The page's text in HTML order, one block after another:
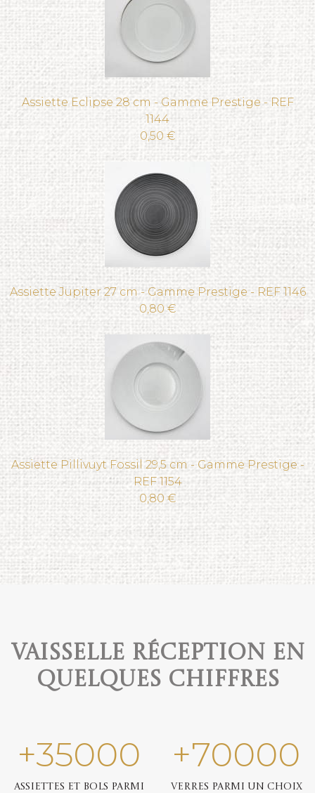
Assiette Eclipse 28 cm - Gamme Prestige - REF
1144
0,50 €
Assiette Jupiter 27 cm - Gamme Prestige - REF 1146
0,80 €
Assiette Pillivuyt Fossil 29,5 cm - Gamme Prestige -
REF 1154
0,80 €
Vaisselle réception en
quelques chiffres
+35000
Assiettes et bols parmi
+70000
Verres parmi un choix